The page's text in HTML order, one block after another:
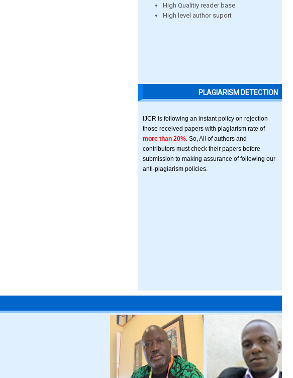
High Qualitiy reader base
High level author suport
PLAGIARISM DETECTION
IJCR is following an instant policy on rejection
those received papers with plagiarism rate of
more than 20% . So, All of authors and
contributors must check their papers before
submission to making assurance of following our
anti-plagiarism policies.